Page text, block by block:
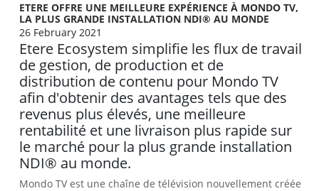
ETERE OFFRE UNE MEILLEURE EXPÉRIENCE À MONDO TV,
LA PLUS GRANDE INSTALLATION NDI® AU MONDE
26 February 2021
Etere Ecosystem simplifie les flux de travail
de gestion, de production et de
distribution de contenu pour Mondo TV
afin d'obtenir des avantages tels que des
revenus plus élevés, une meilleure
rentabilité et une livraison plus rapide sur
le marché pour la plus grande installation
NDI® au monde.
Mondo TV est une chaîne de télévision nouvellement créée